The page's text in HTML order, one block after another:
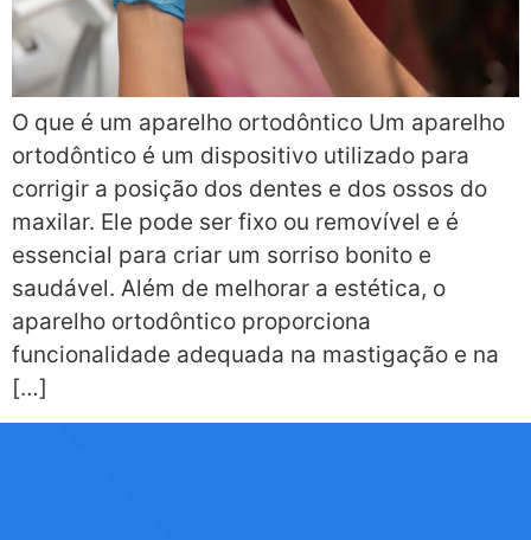
O que é um aparelho ortodôntico Um aparelho
ortodôntico é um dispositivo utilizado para
corrigir a posição dos dentes e dos ossos do
maxilar. Ele pode ser fixo ou removível e é
essencial para criar um sorriso bonito e
saudável. Além de melhorar a estética, o
aparelho ortodôntico proporciona
funcionalidade adequada na mastigação e na
[…]